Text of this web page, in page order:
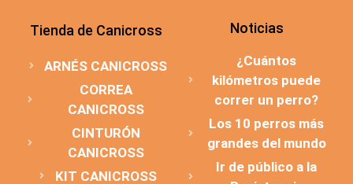
Tienda de Canicross
ARNÉS CANICROSS
CORREA
CANICROSS
CINTURÓN
CANICROSS
KIT CANICROSS
Noticias
¿Cuántos
kilómetros puede
correr un perro?
Los 10 perros más
grandes del mundo
Ir de público a la